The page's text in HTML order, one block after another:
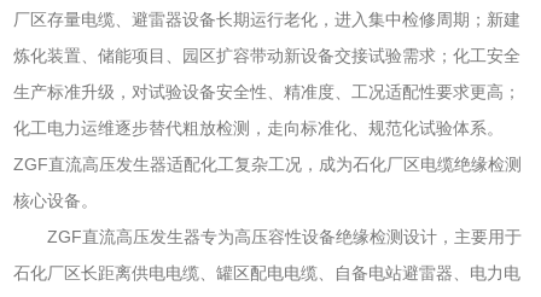
厂区存量电缆、避雷器设备长期运行老化，进入集中检修周期；新建
炼化装置、储能项目、园区扩容带动新设备交接试验需求；化工安全
生产标准升级，对试验设备安全性、精准度、工况适配性要求更高；
化工电力运维逐步替代粗放检测，走向标准化、规范化试验体系。
ZGF直流高压发生器适配化工复杂工况，成为石化厂区电缆绝缘检测
核心设备。
ZGF直流高压发生器专为高压容性设备绝缘检测设计，主要用于
石化厂区长距离供电电缆、罐区配电电缆、自备电站避雷器、电力电